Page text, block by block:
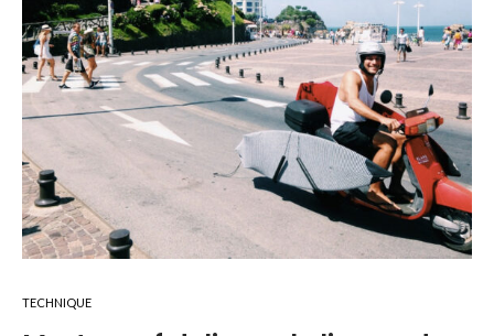
TECHNIQUE